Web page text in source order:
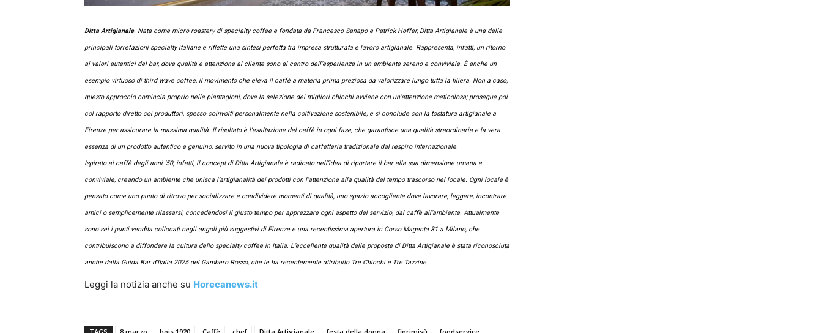
Ditta Artigianale. Nata come micro roastery di specialty coffee e fondata da Francesco Sanapo e Patrick Hoffer, Ditta Artigianale è una delle
principali torrefazioni specialty italiane e riflette una sintesi perfetta tra impresa strutturata e lavoro artigianale. Rappresenta, infatti, un ritorno
ai valori autentici del bar, dove qualità e attenzione al cliente sono al centro dell’esperienza in un ambiente sereno e conviviale. È anche un
esempio virtuoso di third wave coffee, il movimento che eleva il caffè a materia prima preziosa da valorizzare lungo tutta la filiera. Non a caso,
questo approccio comincia proprio nelle piantagioni, dove la selezione dei migliori chicchi avviene con un’attenzione meticolosa; prosegue poi
col rapporto diretto coi produttori, spesso coinvolti personalmente nella coltivazione sostenibile; e si conclude con la tostatura artigianale a
Firenze per assicurare la massima qualità. Il risultato è l’esaltazione del caffè in ogni fase, che garantisce una qualità straordinaria e la vera
essenza di un prodotto autentico e genuino, servito in una nuova tipologia di caffetteria tradizionale dal respiro internazionale.
Ispirato ai caffè degli anni ’50, infatti, il concept di Ditta Artigianale è radicato nell’idea di riportare il bar alla sua dimensione umana e
conviviale, creando un ambiente che unisca l’artigianalità dei prodotti con l’attenzione alla qualità del tempo trascorso nel locale. Ogni locale è
pensato come uno punto di ritrovo per socializzare e condividere momenti di qualità, uno spazio accogliente dove lavorare, leggere, incontrare
amici o semplicemente rilassarsi, concedendosi il giusto tempo per apprezzare ogni aspetto del servizio, dal caffè all’ambiente. Attualmente
sono sei i punti vendita collocati negli angoli più suggestivi di Firenze e una recentissima apertura in Corso Magenta 31 a Milano, che
contribuiscono a diffondere la cultura dello specialty coffee in Italia. L’eccellente qualità delle proposte di Ditta Artigianale è stata riconosciuta
anche dalla Guida Bar d’Italia 2025 del Gambero Rosso, che le ha recentemente attribuito Tre Chicchi e Tre Tazzine.
Leggi la notizia anche su Horecanews.it